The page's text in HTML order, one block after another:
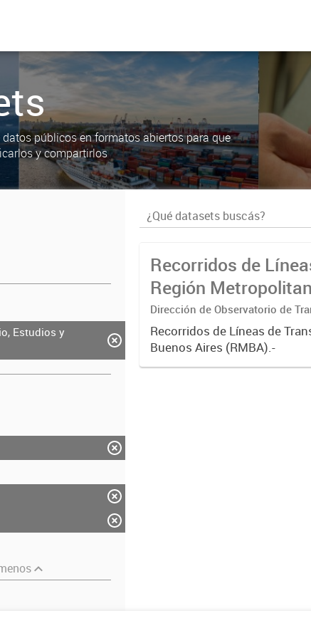
públicos en formatos abiertos para que
y compartirlos
Estudios y
Recorridos de
Región
(RMBA)
Dirección de Observatorio de
Recorridos de Líneas de
Buenos Aires (RMBA).-